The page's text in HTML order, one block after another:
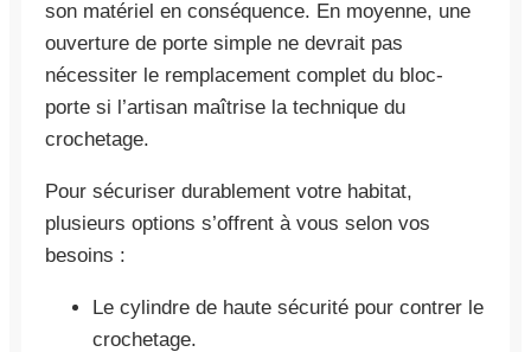
son matériel en conséquence. En moyenne, une
ouverture de porte simple ne devrait pas
nécessiter le remplacement complet du bloc-
porte si l’artisan maîtrise la technique du
crochetage.
Pour sécuriser durablement votre habitat,
plusieurs options s’offrent à vous selon vos
besoins :
Le cylindre de haute sécurité pour contrer le
crochetage.